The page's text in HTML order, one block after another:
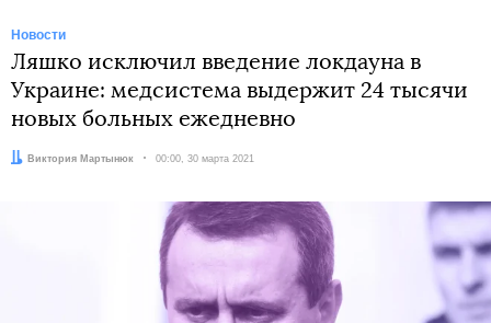
Новости
Ляшко исключил введение локдауна в
Украине: медсистема выдержит 24 тысячи
новых больных ежедневно
Автор:Виктория Мартынюк Дата:
00:00, 30 марта 2021